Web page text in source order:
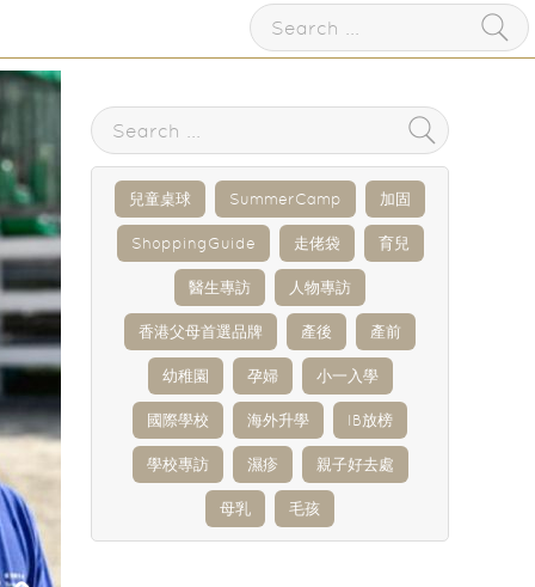
兒童桌球 SummerCamp 加固
ShoppingGuide 走佬袋 育兒
醫生專訪 人物專訪
香港父母首選品牌 產後 產前
幼稚園 孕婦 小一入學
國際學校 海外升學 IB放榜
學校專訪 濕疹 親子好去處
母乳 毛孩